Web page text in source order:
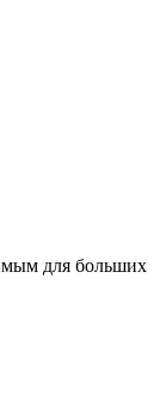
для больших